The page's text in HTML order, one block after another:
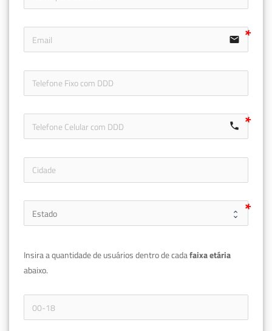
email
call
Insira a quantidade de usuários dentro de cada
abaixo.